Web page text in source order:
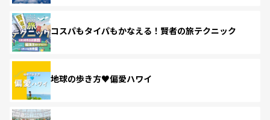
コスパもタイパもかなえる！賢者の旅テクニック
地球の歩き方♥偏愛ハワイ